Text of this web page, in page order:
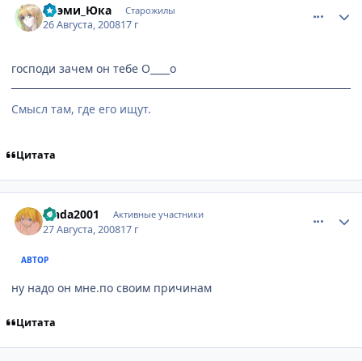
Соэми_Юка Старожилы
26 Августа, 200817 г
господи зачем он тебе О____о
Смысл там, где его ищут.
Цитата
Linda2001 Активные участники
27 Августа, 200817 г
АВТОР
ну надо он мне.по своим причинам
Цитата